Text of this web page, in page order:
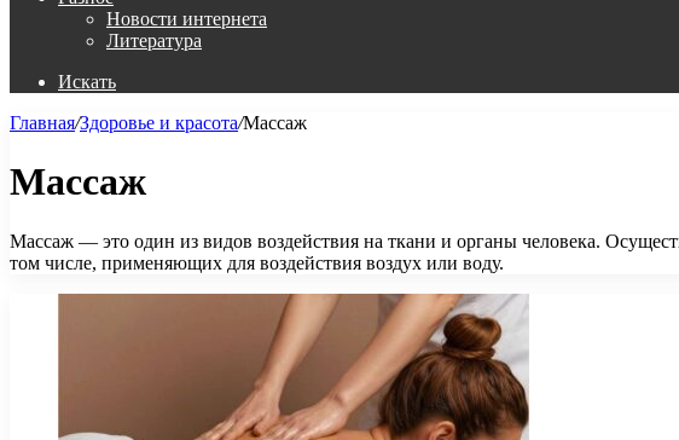
Новости интернета
Литература
Искать
Главная/Здоровье и красота/Массаж
Массаж
Массаж — это один из видов воздействия на ткани и органы человека.
том числе, применяющих для воздействия воздух или воду.